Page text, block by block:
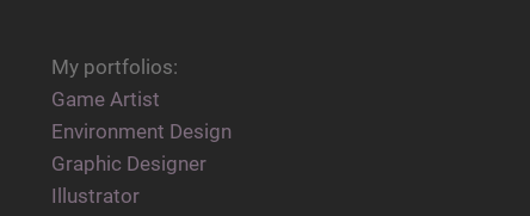
My portfolios:
Game Artist
Environment Design
Graphic Designer
Illustrator